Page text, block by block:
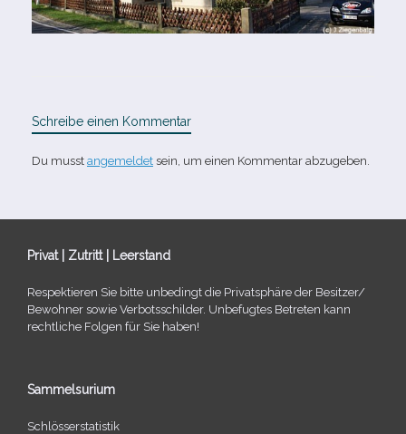
Schreibe einen Kommentar
Du musst angemeldet sein, um einen Kommentar abzugeben.
Privat | Zutritt | Leerstand
Respektieren Sie bitte unbe­dingt die Privatsphäre der Besitzer/​
Bewohner sowie Verbotsschilder. Unbefugtes Betreten kann
recht­li­che Folgen für Sie haben!
Sammelsurium
Schlösserstatistik